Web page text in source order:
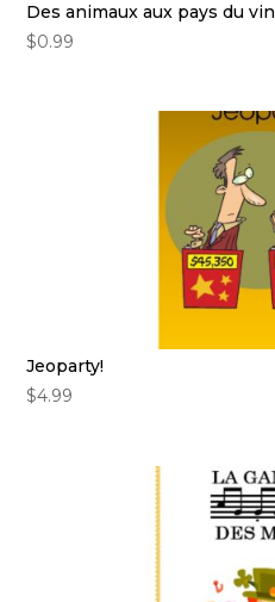
Des animaux aux pays du vin
$0.99
Jeoparty!
$4.99